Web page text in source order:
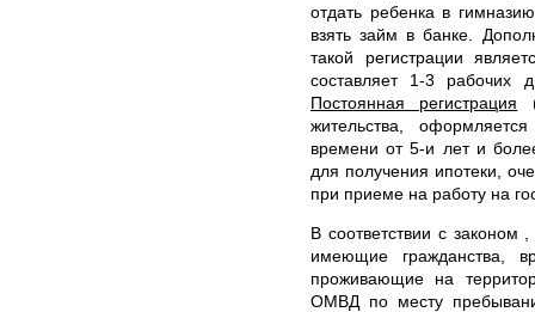
отдать ребенка в
взять займ в банке.
такой регистрации
составляет 1-3
Постоянная регистрация
жительства,
времени от 5-и лет и
для получения ипотеки,
при приеме на работу на
В соответствии с
имеющие гражданства,
проживающие на
ОМВД по месту